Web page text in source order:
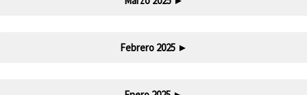
Febrero 2025 ►